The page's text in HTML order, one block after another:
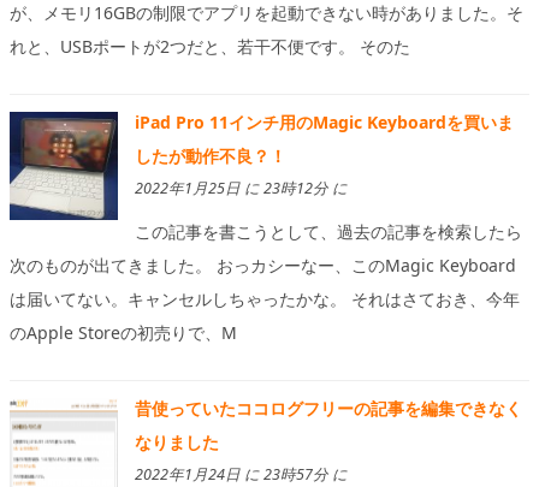
が、メモリ16GBの制限でアプリを起動できない時がありました。そ
れと、USBポートが2つだと、若干不便です。 そのた
iPad Pro 11インチ用のMagic Keyboardを買いま
したが動作不良？！
2022年1月25日 に 23時12分 に
この記事を書こうとして、過去の記事を検索したら
次のものが出てきました。 おっカシーなー、このMagic Keyboard
は届いてない。キャンセルしちゃったかな。 それはさておき、今年
のApple Storeの初売りで、M
昔使っていたココログフリーの記事を編集できなく
なりました
2022年1月24日 に 23時57分 に